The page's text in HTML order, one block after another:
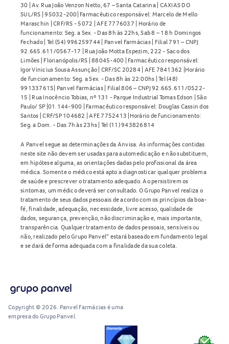
30 | Av. Rua João Venzon Netto, 67 – Santa Catarina | CAXIAS DO
SUL/RS | 95032-200| Farmacêutico responsável: Marcelo de Mello
Maraschin | CRF/RS - 5072 | AFE 7776037 | Horário de
funcionamento: Seg. a Sex. - Das 8h às 22hs, Sab 8 – 18 h Domingos
Fechado | Tel (54) 996259744 | Panvel Farmácias | Filial 791 – CNPJ
92.665.611/0567-17 | Rua João Motta Espezim, 222 - Saco dos
Limões | Florianópolis/RS | 88045-400 | Farmacêutico responsável:
Igor Vinicius Sousa Assunção | CRF/SC 20284 | AFE 7841362 |Horário
de funcionamento: Seg. a Sex. - Das 8h às 22:00hs | Tel (48)
991337615| Panvel Farmácias | Filial 806 – CNPJ 92.665.611/0522-
15 | Rua Inocêncio Tobias, nº 131 - Parque Industrial Tomas Edson | São
Paulo/ SP |01.144-900 | Farmacêutico responsável: Douglas Cassin dos
Santos | CRF/SP 104682 | AFE 7752413 |Horário de funcionamento:
Seg. a Dom. - Das 7h às 23hs | Tel (11) 943826814
A Panvel segue as determinações da Anvisa. As informações contidas
neste site não devem ser usadas para automedicação e não substituem,
em hipótese alguma, as orientações dadas pelo profissional da área
médica. Somente o médico está apto a diagnosticar qualquer problema
de saúde e prescrever o tratamento adequado. Ao persistirem os
sintomas, um médico deverá ser consultado. O Grupo Panvel realiza o
tratamento de seus dados pessoais de acordo com os princípios da boa-
fé, finalidade, adequação, necessidade, livre acesso, qualidade de
dados, segurança, prevenção, não discriminação e, mais importante,
transparência. Qualquer tratamento de dados pessoais, sensíveis ou
não, realizado pelo Grupo Panvel* estará baseado em fundamento legal
e se dará de forma adequada com a finalidade da sua coleta.
Copyright © 2026. Panvel Farmácias é uma
empresa do Grupo Panvel.